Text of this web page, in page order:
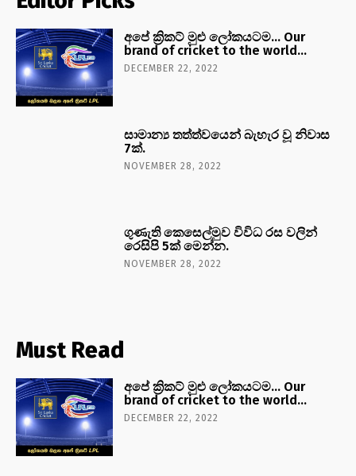
අපේ ක්‍රිකට් මුළු ලෝකයටම… Our
brand of cricket to the world…
DECEMBER 22, 2022
සාමාන්‍ය තත්ත්වයෙන් බැහැර වූ නිවාස
7ක්.
NOVEMBER 28, 2022
ගුණැති කෙසෙල්මුව විවිධ රස වලින්
රෙසිපි 5ක් මෙන්න.
NOVEMBER 28, 2022
Must Read
අපේ ක්‍රිකට් මුළු ලෝකයටම… Our
brand of cricket to the world…
DECEMBER 22, 2022